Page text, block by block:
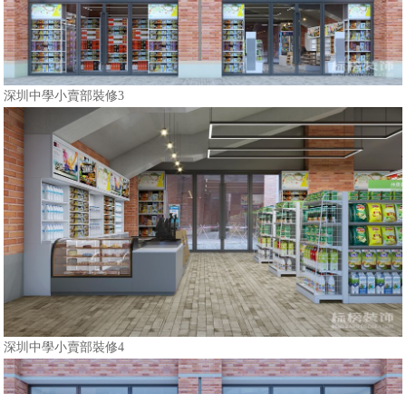
深圳中學小賣部裝修3
深圳中學小賣部裝修4